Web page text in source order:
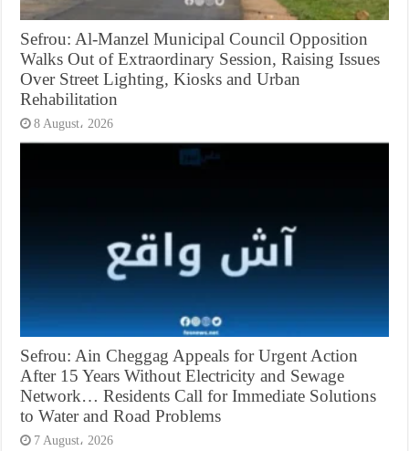
Sefrou: Al-Manzel Municipal Council Opposition
Walks Out of Extraordinary Session, Raising Issues
Over Street Lighting, Kiosks and Urban
Rehabilitation
8 August، 2026
Sefrou: Ain Cheggag Appeals for Urgent Action
After 15 Years Without Electricity and Sewage
Network… Residents Call for Immediate Solutions
to Water and Road Problems
7 August، 2026